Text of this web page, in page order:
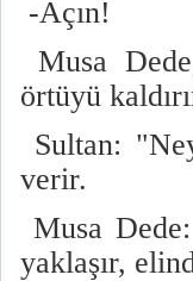
-Açın!
Musa
örtüyü
Sultan:
verir.
Musa
yaklaşır,